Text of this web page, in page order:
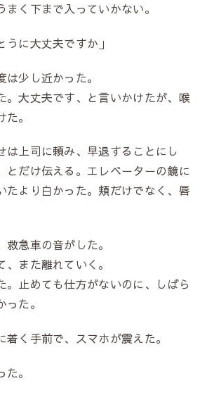
く下まで入っていかない。
うに大丈夫ですか」
少し近かった。
大丈夫です、と言いかけたが、喉
。
上司に頼み、早退することにし
とだけ伝える。エレベーターの鏡に
たより白かった。頬だけでなく、唇
急車の音がした。
また離れていく。
止めても仕方がないのに、しばら
た。
く手前で、スマホが震えた。
。